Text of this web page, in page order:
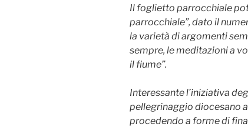
Il foglietto parrocchiale
parrocchiale”, dato il
la varietà di argomenti
sempre, le meditazioni a
il fiume”.
Interessante l’iniziativa
pellegrinaggio diocesano
procedendo a forme di